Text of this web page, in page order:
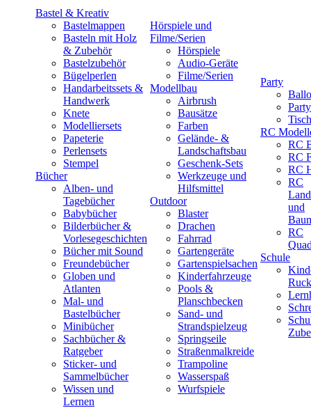
Bastel & Kreativ
Bastelmappen
Basteln mit Holz
& Zubehör
Bastelzubehör
Bügelperlen
Handarbeitssets &
Handwerk
Knete
Modelliersets
Papeterie
Perlensets
Stempel
Bücher
Alben- und
Tagebücher
Babybücher
Bilderbücher &
Vorlesegeschichten
Bücher mit Sound
Freundebücher
Globen und
Atlanten
Mal- und
Bastelbücher
Minibücher
Sachbücher &
Ratgeber
Sticker- und
Sammelbücher
Wissen und
Lernen
Hörspiele und
Filme/Serien
Hörspiele
Audio-Geräte
Filme/Serien
Modellbau
Airbrush
Bausätze
Farben
Gelände- &
Landschaftsbau
Geschenk-Sets
Werkzeuge und
Hilfsmittel
Outdoor
Blaster
Drachen
Fahrrad
Gartengeräte
Gartenspielsachen
Kinderfahrzeuge
Pools &
Planschbecken
Sand- und
Strandspielzeug
Springseile
Straßenmalkreide
Trampoline
Wasserspaß
Wurfspiele
Party
RC
RC
RC
RC
RC
und
RC
Schule